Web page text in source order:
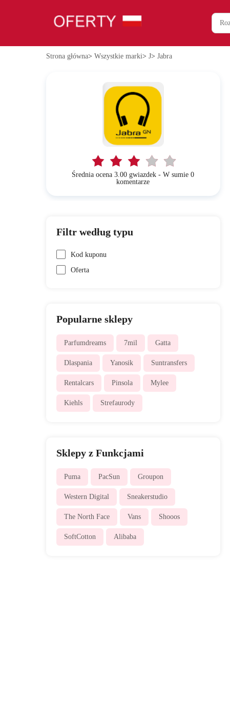
Strona główna> Wszystkie marki> J> Jabra
Średnia ocena 3.00 gwiazdek - W sumie 0
komentarze
Filtr według typu
Kod kuponu
Oferta
Popularne sklepy
Parfumdreams 7mil Gatta
Dlaspania Yanosik Suntransfers
Rentalcars Pinsola Mylee
Kiehls Strefaurody
Sklepy z Funkcjami
Puma PacSun Groupon
Western Digital Sneakerstudio
The North Face Vans Shooos
SoftCotton Alibaba